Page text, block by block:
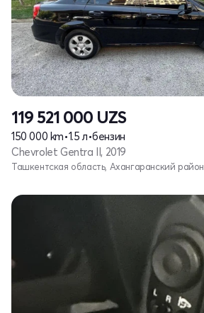
119 521 000 UZS
150 000 km•1.5 л•бензин
Chevrolet Gentra II, 2019
Ташкентская область, Ахангаранский район